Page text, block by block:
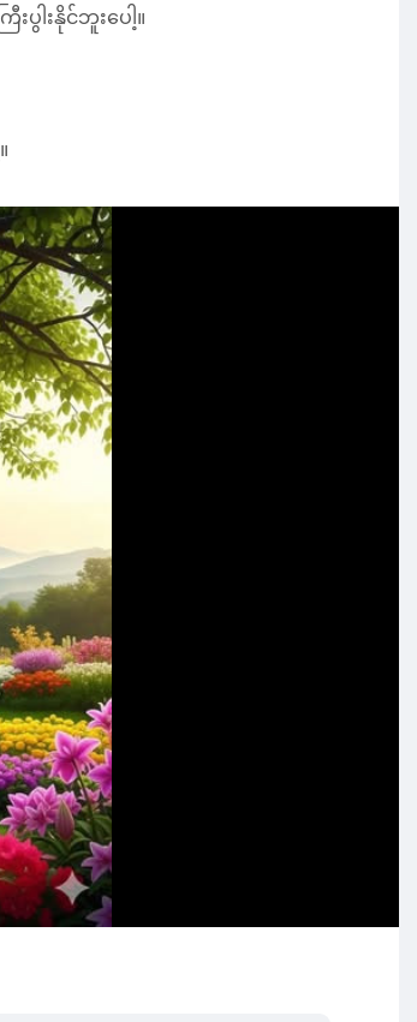
ါးနိုင်ဘူးပေါ့။
ော့ သဒ္ဓါတရား အားကောင်အောင်
တဲ့။
ဋိပတ္တိ၊ လောကုတ္တရာအားလျော်တဲ့
ာတယ်။ ပိုပြီးတော့ ယုံလာတယ်။ ပိုပြီး
ယ်လို့ ပြောတာ။ ဆက်လုပ်လေ ယုံစရာ ပို